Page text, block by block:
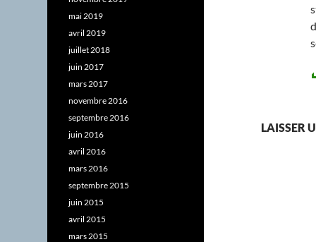
LAISSER
mai 2019
avril 2019
juillet 2018
juin 2017
mars 2017
novembre 2016
septembre 2016
juin 2016
avril 2016
mars 2016
septembre 2015
juin 2015
avril 2015
mars 2015